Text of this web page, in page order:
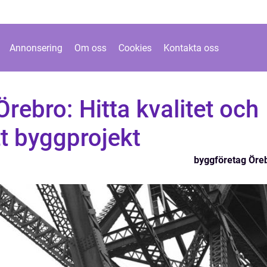
Annonsering Om oss Cookies Kontakta oss
Hitta kvalitet och
byggprojekt
byggföretag